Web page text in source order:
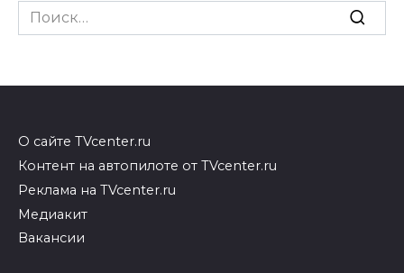
Search
for:
О сайте TVcenter.ru
Контент на автопилоте от TVcenter.ru
Реклама на TVcenter.ru
Медиакит
Вакансии